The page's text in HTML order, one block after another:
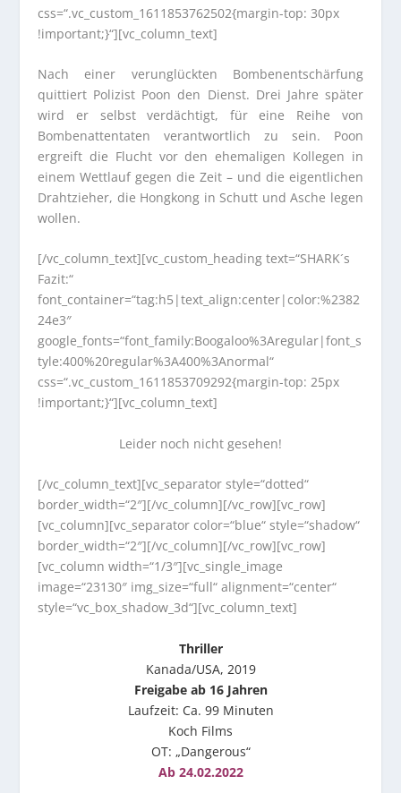
css=“.vc_custom_1611853762502{margin-top: 30px
!important;}“][vc_column_text]
Nach einer verunglückten Bombenentschärfung
quittiert Polizist Poon den Dienst. Drei Jahre später
wird er selbst verdächtigt, für eine Reihe von
Bombenattentaten verantwortlich zu sein. Poon
ergreift die Flucht vor den ehemaligen Kollegen in
einem Wettlauf gegen die Zeit – und die eigentlichen
Drahtzieher, die Hongkong in Schutt und Asche legen
wollen.
[/vc_column_text][vc_custom_heading text=“SHARK´s
Fazit:“
font_container=“tag:h5|text_align:center|color:%2382
24e3″
google_fonts=“font_family:Boogaloo%3Aregular|font_s
tyle:400%20regular%3A400%3Anormal“
css=“.vc_custom_1611853709292{margin-top: 25px
!important;}“][vc_column_text]
Leider noch nicht gesehen!
[/vc_column_text][vc_separator style=“dotted“
border_width=“2″][/vc_column][/vc_row][vc_row]
[vc_column][vc_separator color=“blue“ style=“shadow“
border_width=“2″][/vc_column][/vc_row][vc_row]
[vc_column width=“1/3″][vc_single_image
image=“23130″ img_size=“full“ alignment=“center“
style=“vc_box_shadow_3d“][vc_column_text]
Thriller
Kanada/USA, 2019
Freigabe ab 16 Jahren
Laufzeit: Ca. 99 Minuten
Koch Films
OT: „Dangerous“
Ab 24.02.2022